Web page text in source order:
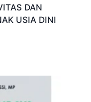
DAN
USIA DINI